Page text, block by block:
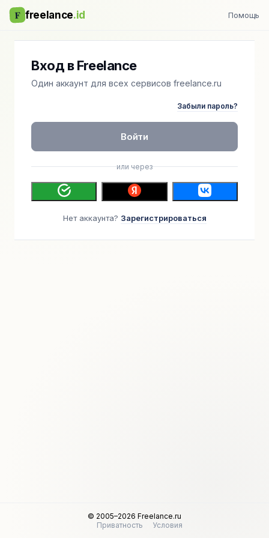
F freelance.id Помощь
Вход в Freelance
Один аккаунт для всех сервисов freelance.ru
Забыли пароль?
Войти
или через
Нет аккаунта? Зарегистрироваться
© 2005–2026 Freelance.ru
Приватность
Условия